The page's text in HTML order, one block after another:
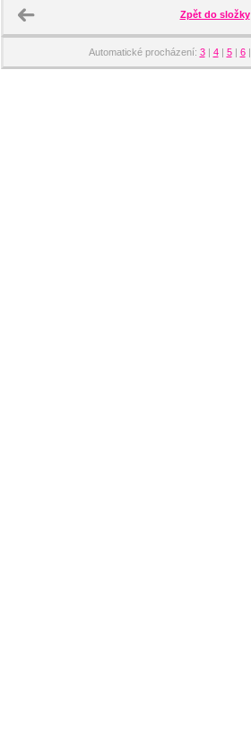
Zpět do složky
Automatické procházení: 3| 4| 5| 6|